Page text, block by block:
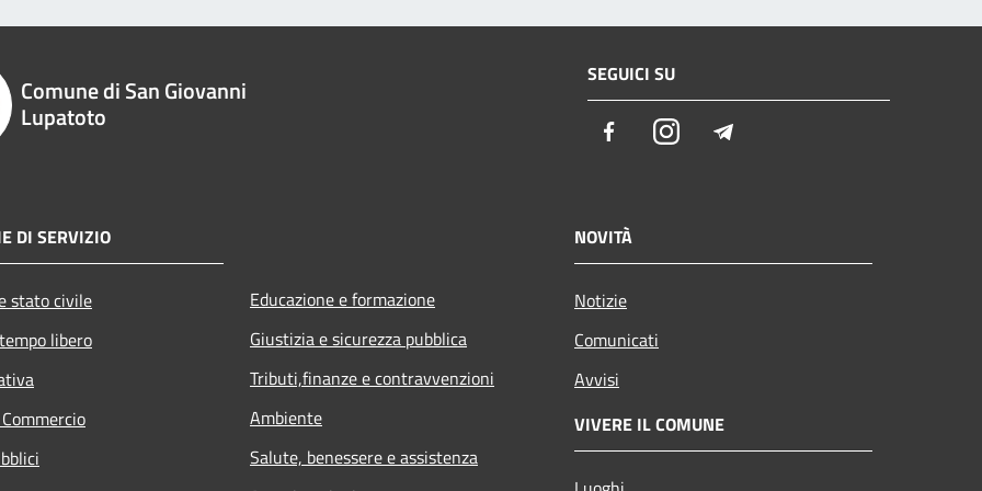
Comune di San Giovanni
Lupatoto
SEGUICI SU
FacebookInstagram
DI SERVIZIO
stato civile
libero
Educazione e formazione
Giustizia e sicurezza pubblica
Tributi,finanze e contravvenzioni
Ambiente
Salute, benessere e assistenza
NOVITÀ
Notizie
Comunicati
Avvisi
VIVERE IL COMUNE